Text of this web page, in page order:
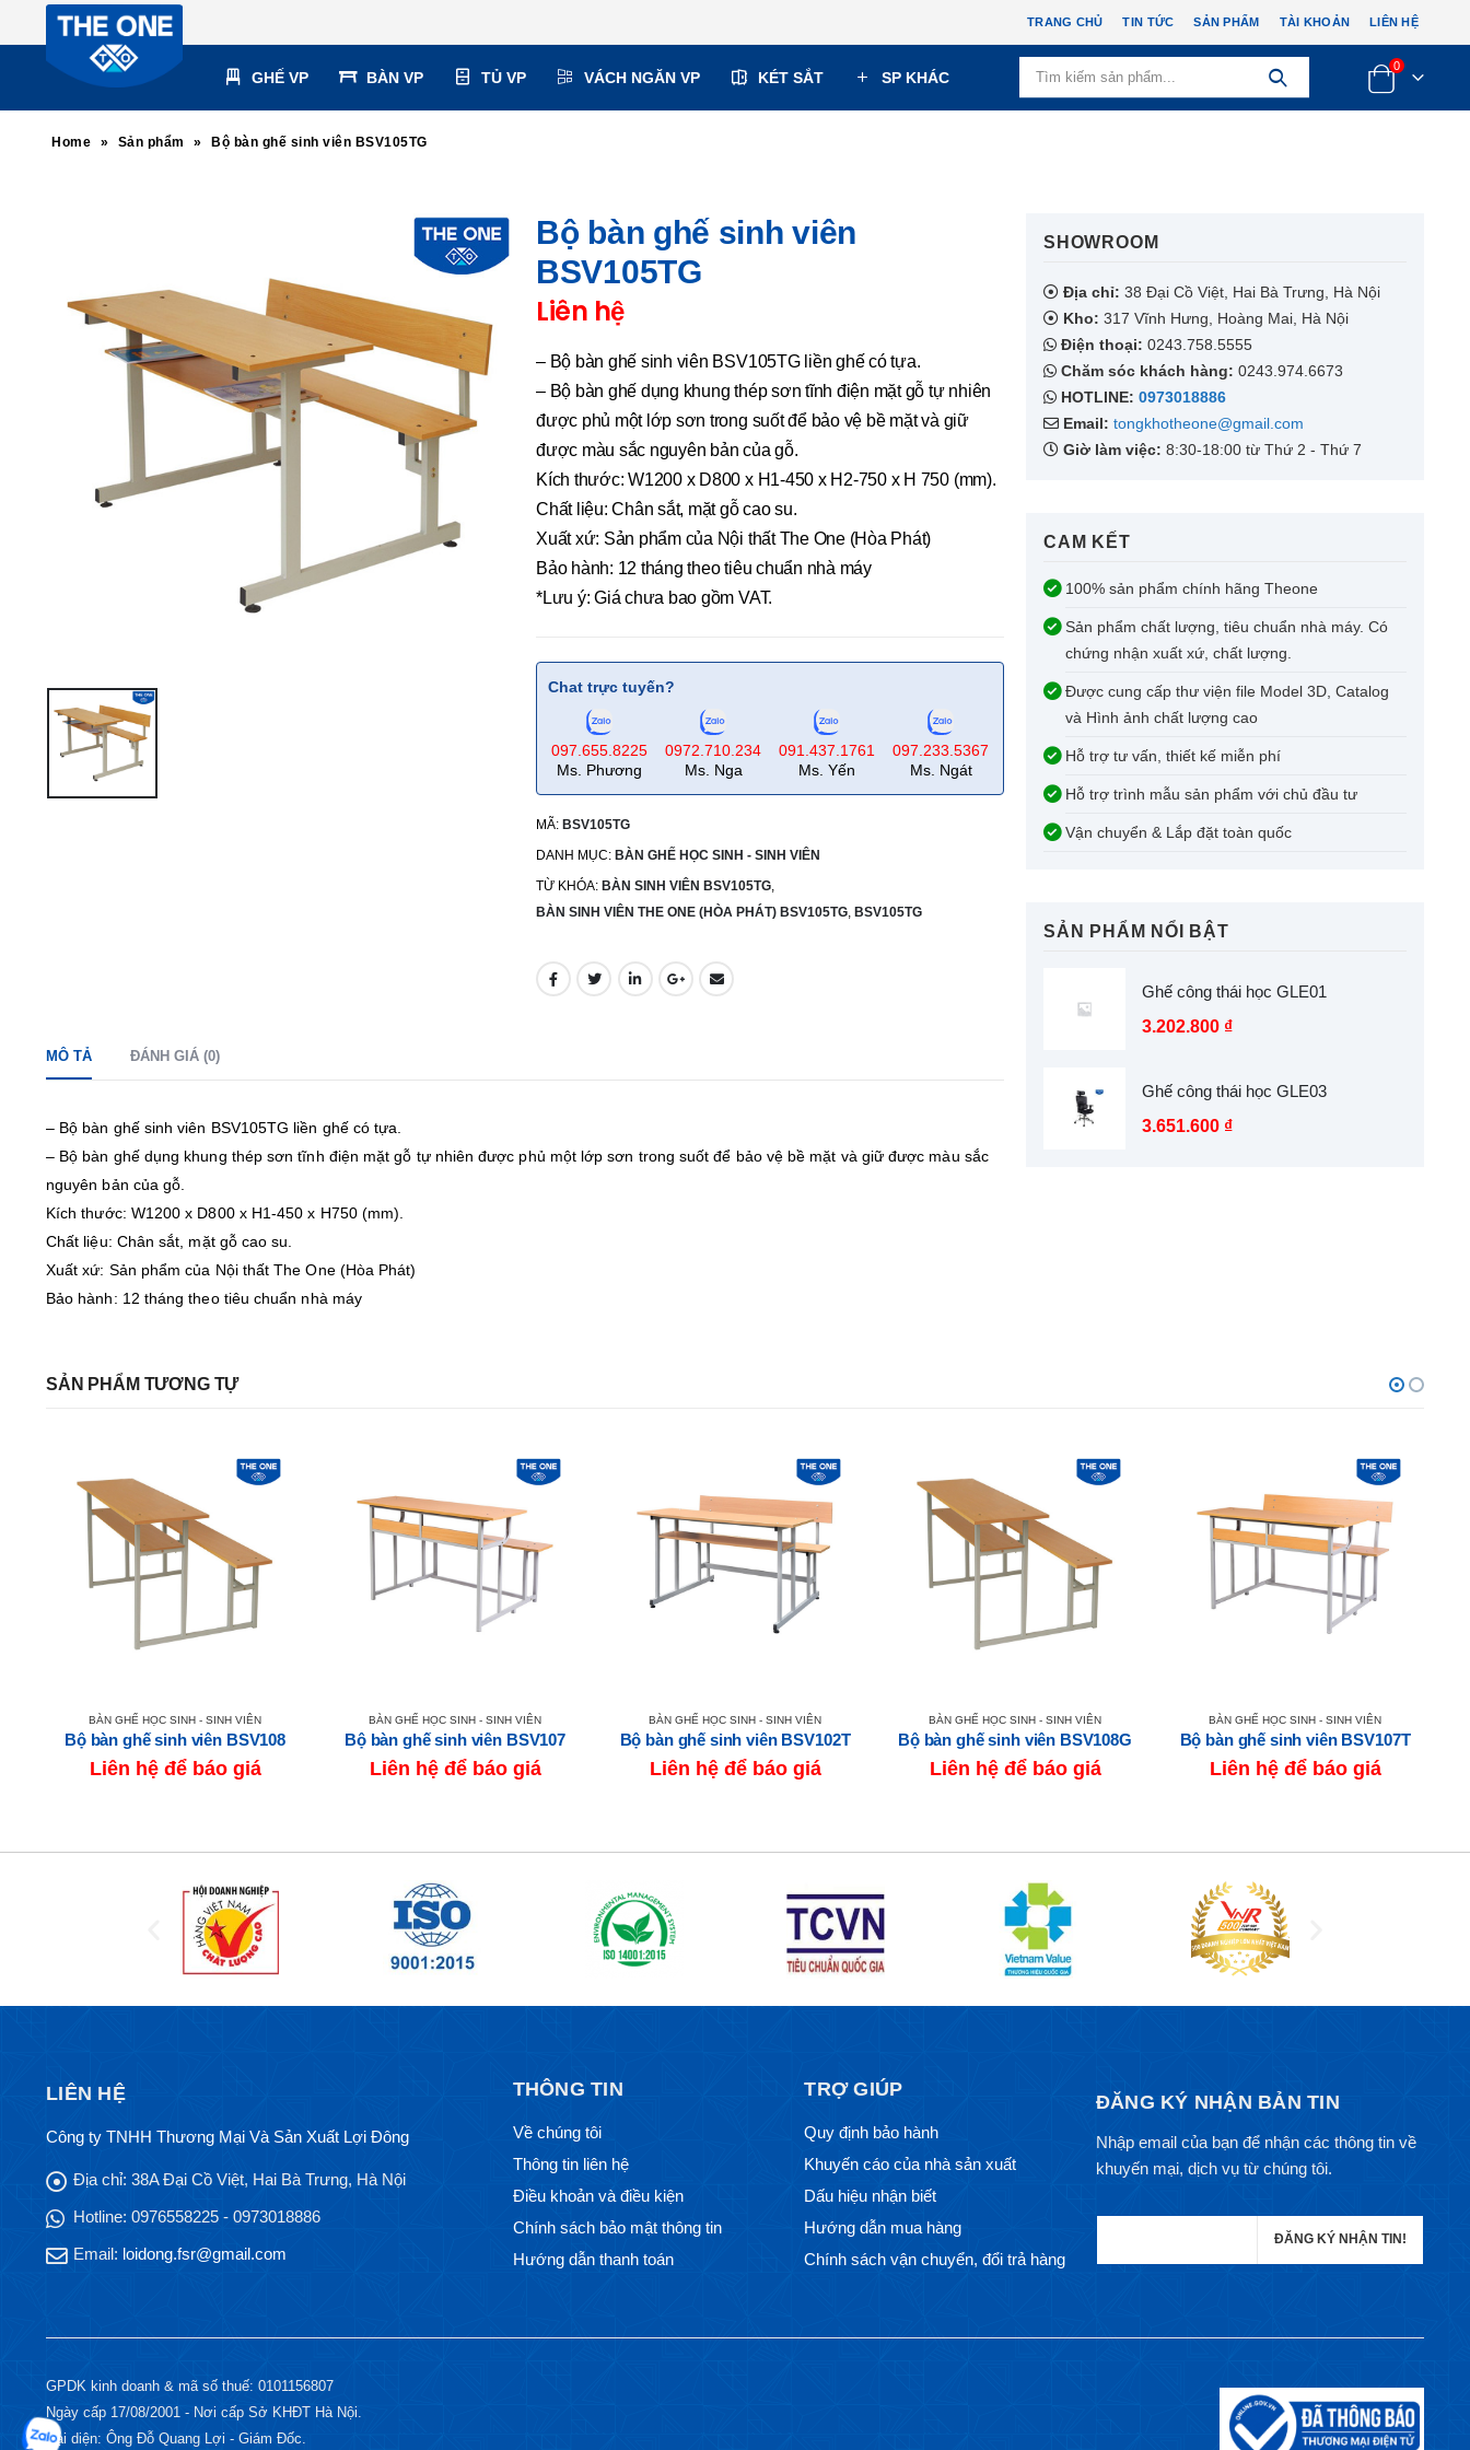
TRANG CHỦ TIN TỨC SẢN PHẨM TÀI KHOẢN LIÊN HỆ
GHẾ VP BÀN VP TỦ VP VÁCH NGĂN VP KÉT SẮT SP KHÁC
0
Home » Sản phẩm » Bộ bàn ghế sinh viên BSV105TG
Bộ bàn ghế sinh viên
BSV105TG
Liên hệ
– Bộ bàn ghế sinh viên BSV105TG liền ghế có tựa.
– Bộ bàn ghế dụng khung thép sơn tĩnh điện mặt gỗ tự nhiên
được phủ một lớp sơn trong suốt để bảo vệ bề mặt và giữ
được màu sắc nguyên bản của gỗ.
Kích thước: W1200 x D800 x H1-450 x H2-750 x H 750 (mm).
Chất liệu: Chân sắt, mặt gỗ cao su.
Xuất xứ: Sản phẩm của Nội thất The One (Hòa Phát)
Bảo hành: 12 tháng theo tiêu chuẩn nhà máy
*Lưu ý: Giá chưa bao gồm VAT.
Chat trực tuyến?
097.655.8225
Ms. Phương
0972.710.234
Ms. Nga
091.437.1761
Ms. Yến
097.233.5367
Ms. Ngát
MÃ: BSV105TG
DANH MỤC: BÀN GHẾ HỌC SINH - SINH VIÊN
TỪ KHÓA: BÀN SINH VIÊN BSV105TG
BÀN SINH VIÊN THE ONE (HÒA PHÁT) BSV105TG BSV105TG
MÔ TẢ ĐÁNH GIÁ (0)
– Bộ bàn ghế sinh viên BSV105TG liền ghế có tựa.
– Bộ bàn ghế dụng khung thép sơn tĩnh điện mặt gỗ tự nhiên được phủ một lớp sơn trong suốt để bảo vệ bề mặt và giữ được màu sắc
nguyên bản của gỗ.
Kích thước: W1200 x D800 x H1-450 x H750 (mm).
Chất liệu: Chân sắt, mặt gỗ cao su.
Xuất xứ: Sản phẩm của Nội thất The One (Hòa Phát)
Bảo hành: 12 tháng theo tiêu chuẩn nhà máy
SHOWROOM​
Địa chỉ: 38 Đại Cồ Việt, Hai Bà Trưng, Hà Nội
Kho: 317 Vĩnh Hưng, Hoàng Mai, Hà Nội
Điện thoại: 0243.758.5555
Chăm sóc khách hàng: 0243.974.6673
HOTLINE: 0973018886
Email: tongkhotheone@gmail.com
Giờ làm việc: 8:30-18:00 từ Thứ 2 - Thứ 7
CAM KẾT​
100% sản phẩm chính hãng Theone
Sản phẩm chất lượng, tiêu chuẩn nhà máy. Có
chứng nhận xuất xứ, chất lượng.
Được cung cấp thư viện file Model 3D, Catalog
và Hình ảnh chất lượng cao
Hỗ trợ tư vấn, thiết kế miễn phí
Hỗ trợ trình mẫu sản phẩm với chủ đầu tư
Vận chuyển & Lắp đặt toàn quốc
SẢN PHẨM NỔI BẬT
Ghế công thái học GLE01
3.202.800 ₫
Ghế công thái học GLE03
3.651.600 ₫
SẢN PHẨM TƯƠNG TỰ
BÀN GHẾ HỌC SINH - SINH VIÊN
Bộ bàn ghế sinh viên BSV108
Liên hệ để báo giá
BÀN GHẾ HỌC SINH - SINH VIÊN
Bộ bàn ghế sinh viên BSV107
Liên hệ để báo giá
BÀN GHẾ HỌC SINH - SINH VIÊN
Bộ bàn ghế sinh viên BSV102T
Liên hệ để báo giá
BÀN GHẾ HỌC SINH - SINH VIÊN
Bộ bàn ghế sinh viên BSV108G
Liên hệ để báo giá
BÀN GHẾ HỌC SINH - SINH VIÊN
Bộ bàn ghế sinh viên BSV107T
Liên hệ để báo giá
LIÊN HỆ
Công ty TNHH Thương Mại Và Sản Xuất Lợi Đông
Địa chỉ: 38A Đại Cồ Việt, Hai Bà Trưng, Hà Nội
Hotline: 0976558225 - 0973018886
Email: loidong.fsr@gmail.com
THÔNG TIN
Về chúng tôi
Thông tin liên hệ
Điều khoản và điều kiện
Chính sách bảo mật thông tin
Hướng dẫn thanh toán
TRỢ GIÚP
Quy định bảo hành
Khuyến cáo của nhà sản xuất
Dấu hiệu nhận biết
Hướng dẫn mua hàng
Chính sách vận chuyển, đổi trả hàng
ĐĂNG KÝ NHẬN BẢN TIN
Nhập email của bạn để nhận các thông tin về
khuyến mại, dịch vụ từ chúng tôi.
GPDK kinh doanh & mã số thuế: 0101156807
Ngày cấp 17/08/2001 - Nơi cấp Sở KHĐT Hà Nội.
Đại diện: Ông Đỗ Quang Lợi - Giám Đốc.